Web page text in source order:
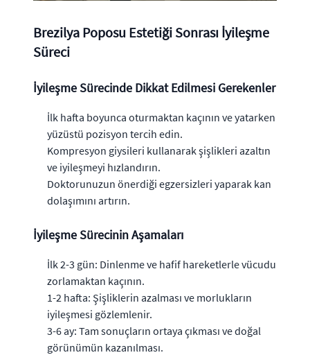
Brezilya Poposu Estetiği Sonrası İyileşme
Süreci
İyileşme Sürecinde Dikkat Edilmesi Gerekenler
İlk hafta boyunca oturmaktan kaçının ve yatarken
yüzüstü pozisyon tercih edin.
Kompresyon giysileri kullanarak şişlikleri azaltın
ve iyileşmeyi hızlandırın.
Doktorunuzun önerdiği egzersizleri yaparak kan
dolaşımını artırın.
İyileşme Sürecinin Aşamaları
İlk 2-3 gün: Dinlenme ve hafif hareketlerle vücudu
zorlamaktan kaçının.
1-2 hafta: Şişliklerin azalması ve morlukların
iyileşmesi gözlemlenir.
3-6 ay: Tam sonuçların ortaya çıkması ve doğal
görünümün kazanılması.